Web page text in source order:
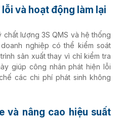
và hoạt động làm lại
lượng 3S QMS và hệ thống
nghiệp có thể kiểm soát
sản xuất thay vì chỉ kiểm tra
giúp công nhân phát hiện lỗi
các chi phí phát sinh không
và nâng cao hiệu suất